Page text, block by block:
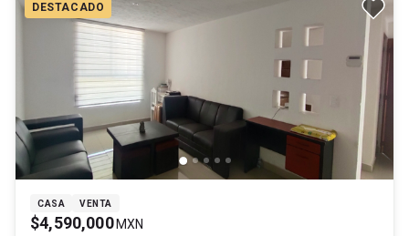
DESTACADO
CASA VENTA
$4,590,000 MXN